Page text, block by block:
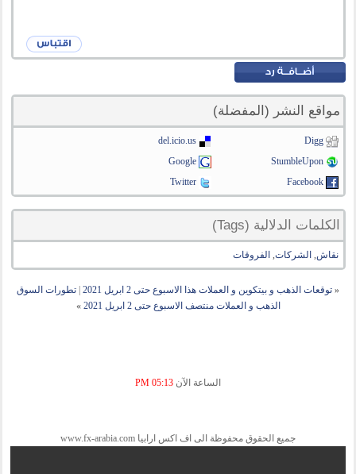
مواقع النشر (المفضلة)
Digg
del.icio.us
StumbleUpon
Google
Facebook
Twitter
الكلمات الدلالية (Tags)
نقاش, الشركات, الفروقات
« توقعات الذهب و بيتكوين و العملات هذا الاسبوع حتى 2 ابريل 2021
تطورات السوق
الذهب و العملات منتصف الاسبوع حتى 2 ابريل 2021
»
الساعة الآن 05:13 PM
جميع الحقوق محفوظة الى اف اكس ارابيا www.fx-arabia.com